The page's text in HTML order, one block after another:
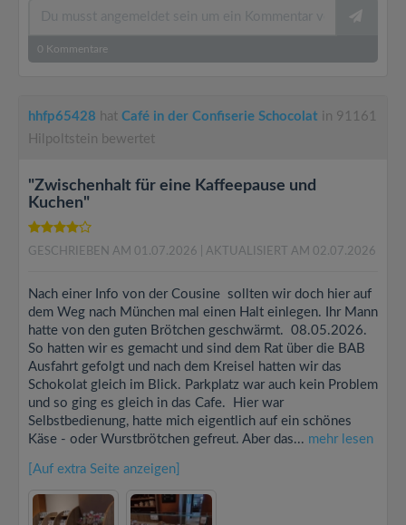
0 Kommentare
hhfp65428 hat Café in der Confiserie Schocolat in 91161
Hilpoltstein bewertet
"Zwischenhalt für eine Kaffeepause und
Kuchen"
GESCHRIEBEN AM 01.07.2026 | AKTUALISIERT AM 02.07.2026
Nach einer Info von der Cousine sollten wir doch hier auf
dem Weg nach München mal einen Halt einlegen. Ihr Mann
hatte von den guten Brötchen geschwärmt. 08.05.2026.
So hatten wir es gemacht und sind dem Rat über die BAB
Ausfahrt gefolgt und nach dem Kreisel hatten wir das
Schokolat gleich im Blick. Parkplatz war auch kein Problem
und so ging es gleich in das Cafe. Hier war
Selbstbedienung, hatte mich eigentlich auf ein schönes
Käse - oder Wurstbrötchen gefreut. Aber das... mehr lesen
[Auf extra Seite anzeigen]